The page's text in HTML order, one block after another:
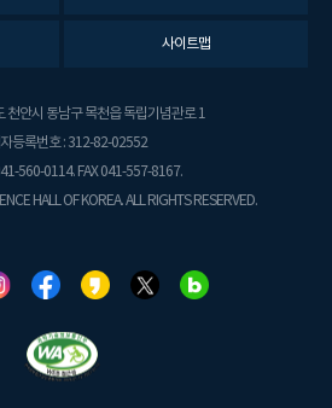
사이트맵
천안시 동남구 목천읍 독립기념관로 1
등록번호 : 312-82-02552
560-0114. FAX 041-557-8167.
HALL OF KOREA. ALL RIGHTS RESERVED.